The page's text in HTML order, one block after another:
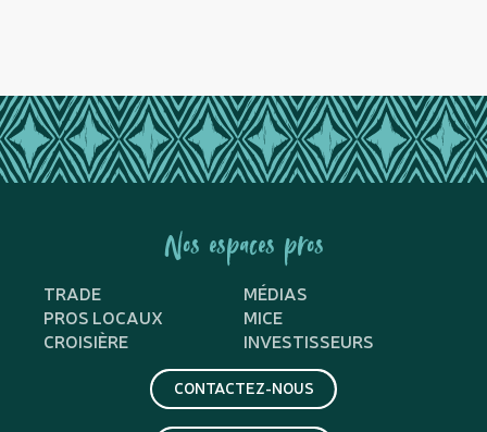
Nos espaces pros
TRADE
MÉDIAS
PROS LOCAUX
MICE
CROISIÈRE
INVESTISSEURS
CONTACTEZ-NOUS